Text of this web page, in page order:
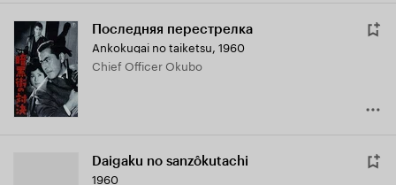
Последняя перестрелка
Ankokugai no taiketsu, 1960
Chief Officer Okubo
Daigaku no sanzôkutachi
1960